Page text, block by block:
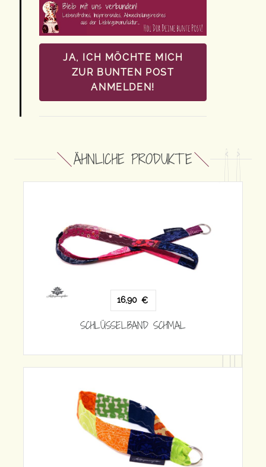
JA, ICH MÖCHTE MICH
ZUR BUNTEN POST
ANMELDEN!
ÄHNLICHE PRODUKTE
16,90€
SCHLÜSSELBAND SCHMAL